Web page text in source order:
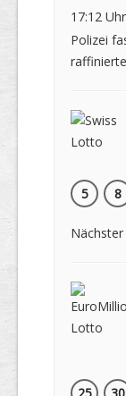
17:12 Uhr
Polizei
5
8
Nächster